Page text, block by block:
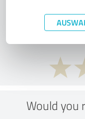
What do
Would you